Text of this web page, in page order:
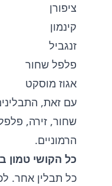
ציפורן
קינמון
זנגביל
פלפל שחור
אגוז מוסקט
עם זאת,
שחור, זירה,
הרמוניים.
כל הקושי טמון
כל תבלין אחר.